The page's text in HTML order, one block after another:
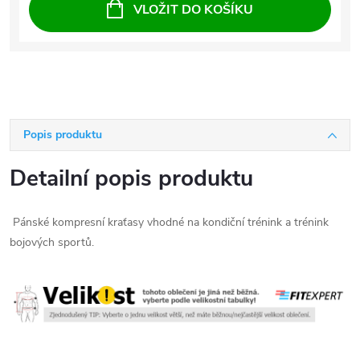
VLOŽIT DO KOŠÍKU
Popis produktu
Detailní popis produktu
Pánské kompresní kraťasy vhodné na kondiční trénink a trénink
bojových sportů.